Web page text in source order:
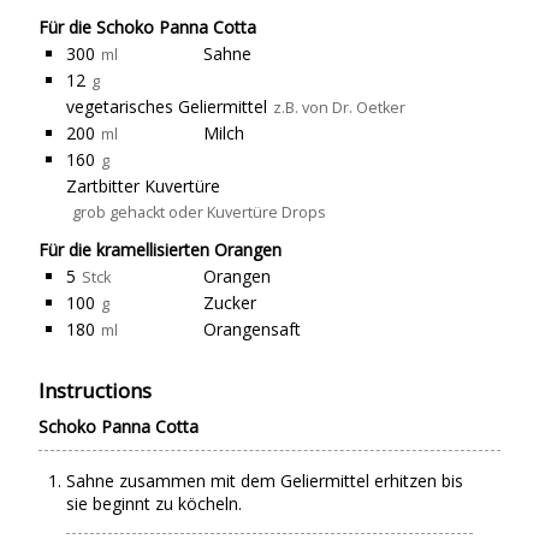
Für die Schoko Panna Cotta
300 ml
Sahne
12 g
vegetarisches Geliermittel z.B. von Dr. Oetker
200 ml
Milch
160 g
Zartbitter Kuvertüre
grob gehackt oder Kuvertüre Drops
Für die kramellisierten Orangen
5 Stck
Orangen
100 g
Zucker
180 ml Orangensaft
Instructions
Schoko Panna Cotta
Sahne zusammen mit dem Geliermittel erhitzen bis
sie beginnt zu köcheln.